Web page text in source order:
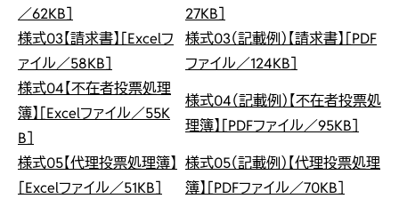
／62KB］
27KB］
様式03【請求書】［Excelフ
ァイル／58KB］
様式03（記載例）【請求書】［PDF
ファイル／124KB］
様式04【不在者投票処理
簿】［Excelファイル／55K
B］
様式04（記載例）【不在者投票処
理簿】［PDFファイル／95KB］
様式05【代理投票処理簿】
［Excelファイル／51KB］
様式05（記載例）【代理投票処理
簿】［PDFファイル／70KB］